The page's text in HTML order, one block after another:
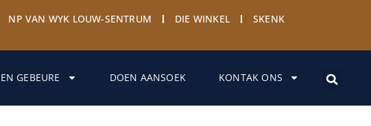
NP VAN WYK LOUW-SENTRUM DIE WINKEL SKENK
GEBEURE DOEN AANSOEK KONTAK ONS